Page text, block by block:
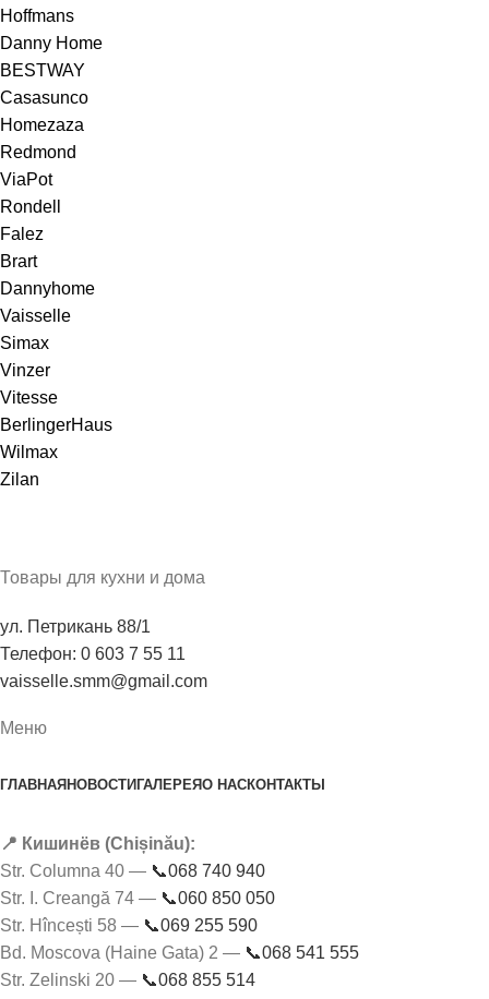
Hoffmans
Danny Home
BESTWAY
Casasunco
Homezaza
Redmond
ViaPot
Rondell
Falez
Brart
Dannyhome
Vaisselle
Simax
Vinzer
Vitesse
BerlingerHaus
Wilmax
Zilan
Товары для кухни и дома
ул. Петрикань 88/1
Телефон: 0 603 7 55 11
vaisselle.smm@gmail.com
Меню
ГЛАВНАЯ НОВОСТИ ГАЛЕРЕЯО НАСКОНТАКТЫ
📍 Кишинёв (Chișinău):
Str. Columna 40 — 📞068 740 940
Str. I. Creangă 74 — 📞060 850 050
Str. Hîncești 58 — 📞069 255 590
Bd. Moscova (Haine Gata) 2 — 📞068 541 555
Str. Zelinski 20 — 📞068 855 514